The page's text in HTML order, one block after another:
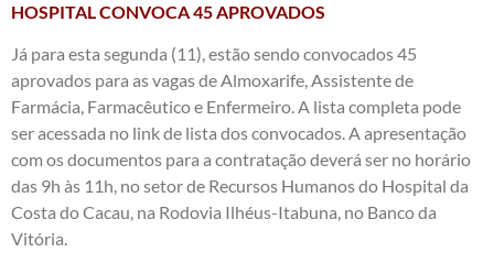
HOSPITAL CONVOCA 45 APROVADOS
Já para esta segunda (11), estão sendo convocados 45
aprovados para as vagas de Almoxarife, Assistente de
Farmácia, Farmacêutico e Enfermeiro. A lista completa pode
ser acessada no link de lista dos convocados. A apresentação
com os documentos para a contratação deverá ser no horário
das 9h às 11h, no setor de Recursos Humanos do Hospital da
Costa do Cacau, na Rodovia Ilhéus-Itabuna, no Banco da
Vitória.